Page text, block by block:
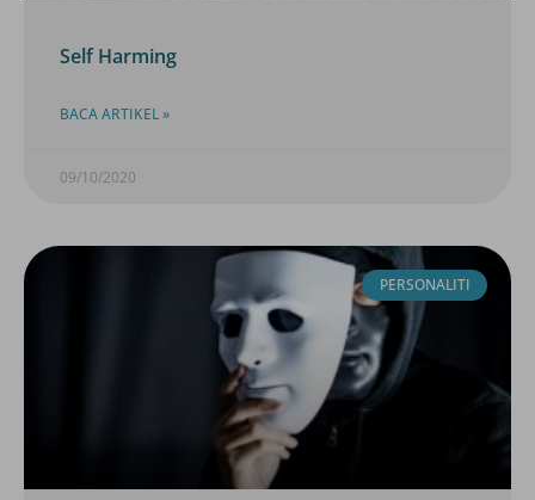
Self Harming
BACA ARTIKEL »
09/10/2020
PERSONALITI